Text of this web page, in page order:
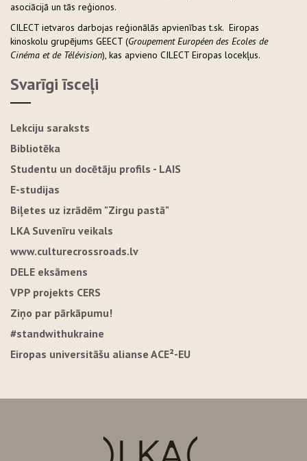
asociācijā un tās reģionos.
CILECT ietvaros darbojas reģionālās apvienības t.sk. Eiropas
kinoskolu grupējums GEECT (Groupement Européen des Ecoles de
Cinéma et de Télévision), kas apvieno CILECT Eiropas locekļus.
Svarīgi īsceļi
Lekciju saraksts
Bibliotēka
Studentu un docētāju profils - LAIS
E-studijas
Biļetes uz izrādēm "Zirgu pastā"
LKA Suvenīru veikals
www.culturecrossroads.lv
DELE eksāmens
VPP projekts CERS
Ziņo par pārkāpumu!
#standwithukraine
Eiropas universitāšu alianse ACE²-EU